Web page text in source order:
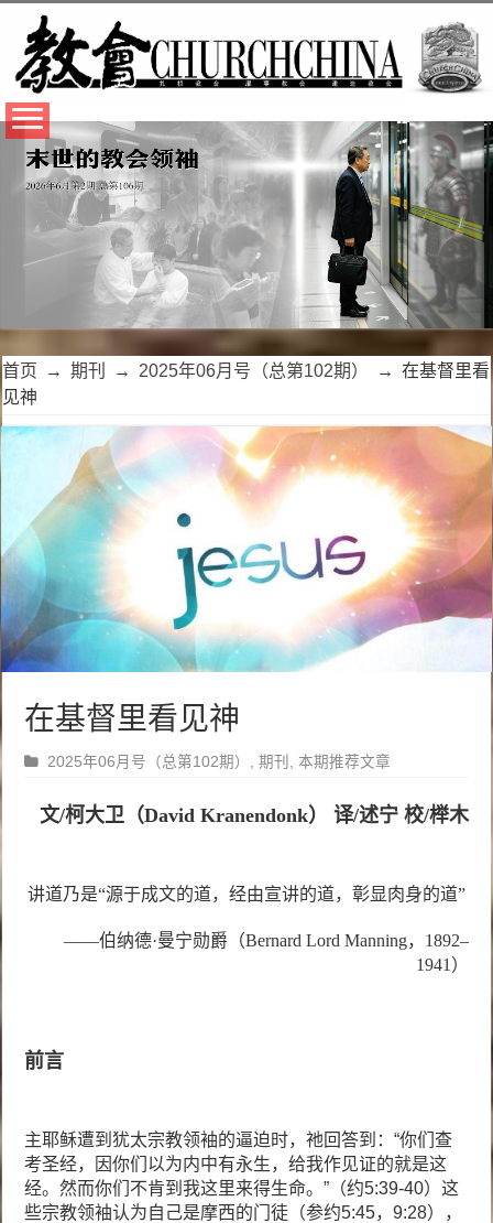
首页 → 期刊 → 2025年06月号（总第102期） →
在基督里看
见神
在基督里看见神
2025年06月号（总第102期） ,期刊 ,本期推荐文章
文/柯大卫（David Kranendonk） 译/述宁 校/榉木
讲道乃是“源于成文的道，经由宣讲的道，彰显肉身的道”
——伯纳德·曼宁勋爵（Bernard Lord Manning，1892–
1941）
前言
主耶稣遭到犹太宗教领袖的逼迫时，祂回答到：“你们查
考圣经，因你们以为内中有永生，给我作见证的就是这
经。然而你们不肯到我这里来得生命。”（约5:39-40）这
些宗教领袖认为自己是摩西的门徒（参约5:45，9:28），